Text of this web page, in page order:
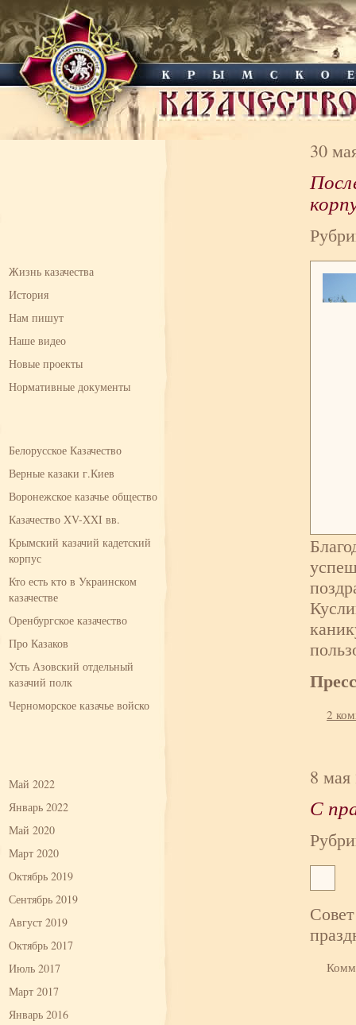
Жизнь казачества
История
Нам пишут
Наше видео
Новые проекты
Нормативные документы
Белорусское Казачество
Верные казаки г.Киев
Воронежское казачье общество
Казачество XV-XXI вв.
Крымский казачий кадетский
корпус
Кто есть кто в Украинском
казачестве
Оренбургское казачество
Про Казаков
Усть Азовский отдельный
казачий полк
Черноморское казачье войско
Май 2022
Январь 2022
Май 2020
Март 2020
Октябрь 2019
Сентябрь 2019
Август 2019
Октябрь 2017
Июль 2017
Март 2017
Январь 2016
30
2
8 мая
С